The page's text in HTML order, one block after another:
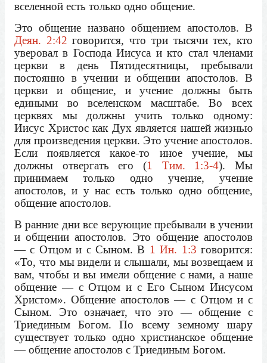
вселенной есть только одно общение.
Это общение названо общением апостолов. В
Деян. 2:42 говорится, что три тысячи тех, кто
уверовал в Господа Иисуса и кто стал членами
церкви в день Пятидесятницы, пребывали
постоянно в учении и общении апостолов. В
церкви и общение, и учение должны быть
едиными во вселенском масштабе. Во всех
церквях мы должны учить только одному:
Иисус Христос как Дух является нашей жизнью
для произведения церкви. Это учение апостолов.
Если появляется какое-то иное учение, мы
должны отвергать его (1 Тим. 1:3-4). Мы
принимаем только одно учение, учение
апостолов, и у нас есть только одно общение,
общение апостолов.
В ранние дни все верующие пребывали в учении
и общении апостолов. Это общение апостолов
— с Отцом и с Сыном. В 1 Ин. 1:3 говорится:
«То, что мы видели и слышали, мы возвещаем и
вам, чтобы и вы имели общение с нами, а наше
общение — с Отцом и с Его Сыном Иисусом
Христом». Общение апостолов — с Отцом и с
Сыном. Это означает, что это — общение с
Триединым Богом. По всему земному шару
существует только одно христианское общение
— общение апостолов с Триединым Богом.